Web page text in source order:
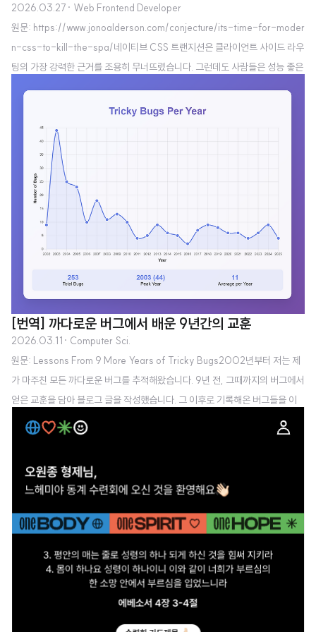
2026.03.27 · Web Frontend Developer
원문: https://www.jonoalderson.com/conjecture/its-time-for-moder
n-css-to-kill-the-spa/네이티브 CSS 트랜지션은 클라이언트 사이드 라우
팅의 가장 강력한 근거를 조용히 무너뜨렸습니다. 그런데도 사람들은 성능 좋은
각"앱처럼 느껴지게 만들어 주세요."기획 단계 어딘가에서 누군가 이 말을 꺼냅
니다. CMO일 수도, 디지털 리드일 수도, 브랜드 매니저일 수도 있습니다. 그리
고 이 한마디로 아키텍처가 결정됩니다. SPA로 가겠다고요. 아마 리액트겠죠.
뷰일 수도 있습니다. 거의 확실히 Vercel이나 Netlify에 배포될 것이고, 헤드리
스 CMS와 GraphQL API도 곁들여..
[번역] 까다로운 버그에서 배운 9년간의 교훈
2026.03.11 · Computer Sci.
원문: Lessons From 9 More Years of Tricky Bugs2002년부터 저는 제
가 마주친 모든 까다로운 버그를 추적해왔습니다. 9년 전, 그때까지의 버그에서
얻은 교훈을 담아 블로그 글을 작성했습니다. 그 이후로 기록해온 버그들을 이
번에 전부 다시 돌아봤습니다. 첫 번째 회고에서 정리했던 교훈들을 실제로 잘
실천해왔는지 확인하고 싶었고, 그사이 어떤 유형의 버그들을 마주쳤는지도 살
리로 나눠 정리했습니다.코딩1. 빈 케이스. 다섯 개의 버그가 빈 줄, 빈 파일, 공
백, 또는 값이 0인 경우와 관련이 있었습니다. 예를 들어, 공백 한 칸(0이 아닌)
이 있는 줄은 비어있는 것으로 건너뛰어야 했지만 그렇지 않았습니다..